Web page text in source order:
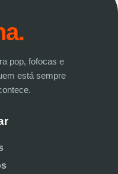
pop, fofocas e
está sempre